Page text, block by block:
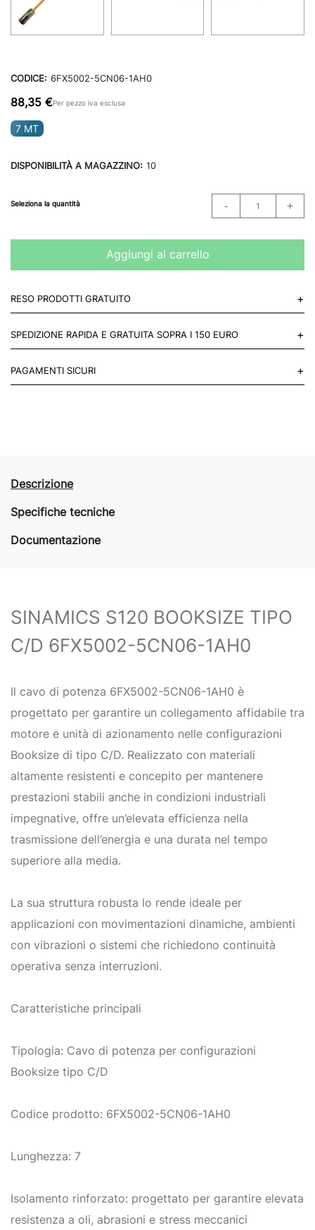
CODICE: 6FX5002-5CN06-1AH0
88,35 €Per pezzo iva esclusa
7 MT
DISPONIBILITÀ A MAGAZZINO: 10
Seleziona la quantità
Aggiungi al carrello
RESO PRODOTTI GRATUITO +
Mettiti in contatto con noi
SPEDIZIONE RAPIDA E GRATUITA SOPRA I 150 EURO +
del mondo.
PAGAMENTI SICURI +
Descrizione
Specifiche tecniche
Documentazione
SINAMICS S120 BOOKSIZE TIPO
C/D 6FX5002-5CN06-1AH0
Il cavo di potenza 6FX5002-5CN06-1AH0 è
progettato per garantire un collegamento affidabile tra
motore e unità di azionamento nelle configurazioni
Booksize di tipo C/D. Realizzato con materiali
altamente resistenti e concepito per mantenere
prestazioni stabili anche in condizioni industriali
impegnative, offre un’elevata efficienza nella
trasmissione dell’energia e una durata nel tempo
superiore alla media.
La sua struttura robusta lo rende ideale per
applicazioni con movimentazioni dinamiche, ambienti
con vibrazioni o sistemi che richiedono continuità
operativa senza interruzioni.
Caratteristiche principali
Tipologia: Cavo di potenza per configurazioni
Booksize tipo C/D
Codice prodotto: 6FX5002-5CN06-1AH0
Lunghezza: 7
Isolamento rinforzato: progettato per garantire elevata
resistenza a oli, abrasioni e stress meccanici